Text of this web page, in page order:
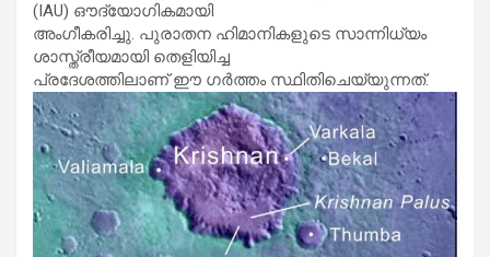
(IAU) ഔദ്യോഗികമായി
അംഗീകരിച്ചു. പുരാതന ഹിമാനികളുടെ സാന്നിധ്യം
ശാസ്ത്രീയമായി തെളിയിച്ച
പ്രദേശത്തിലാണ് ഈ ഗർത്തം സ്ഥിതിചെയ്യുന്നത്.